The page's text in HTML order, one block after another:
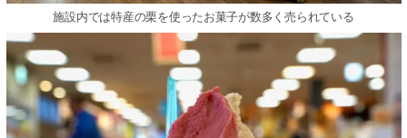
施設内では特産の栗を使ったお菓⼦が数多く売られている